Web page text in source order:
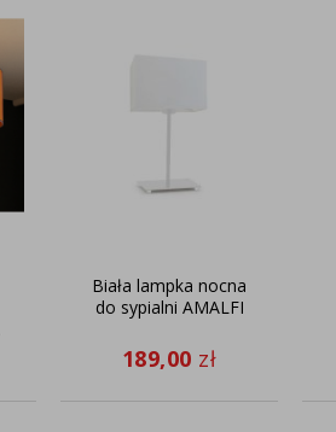
Biała lampka nocna
do sypialni AMALFI
189,00 zł